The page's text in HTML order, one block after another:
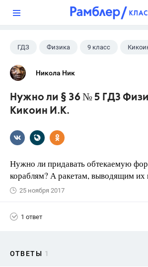
ГДЗ Физика 9 класс
Никола Ник
Нужно ли § 36 № 5 ГДЗ
Кикоин И.К.
Нужно ли придавать обтекаемую
кораблям? А ракетам, выводящим их
25 ноября 2017
1 ответ
ОТВЕТЫ 1